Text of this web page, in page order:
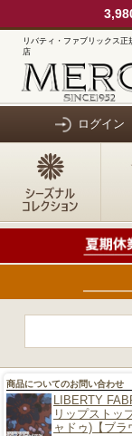
リバティ・ファブリックス正
店
ログイン
商品についてのお問い合わせ
LIBERTY
リップストッ
ャドゥ)【ブラ